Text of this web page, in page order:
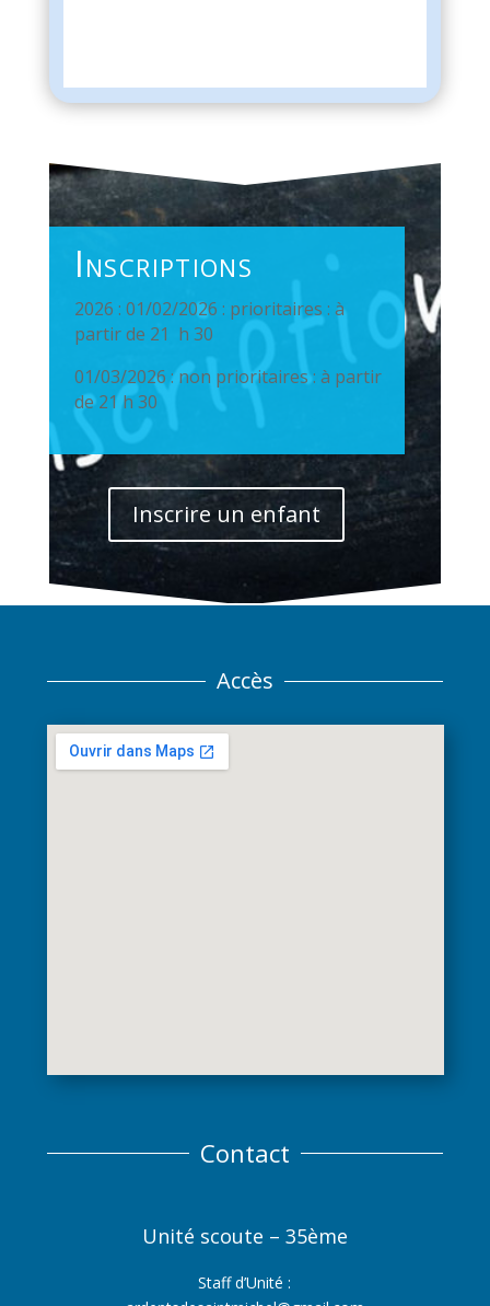
Inscriptions
2026 : 01/02/2026 : prioritaires : à
partir de 21 h 30
01/03/2026 : non prioritaires : à partir
de 21 h 30
Inscrire un enfant
Accès
Contact
Unité scoute – 35ème
Staff d’Unité :